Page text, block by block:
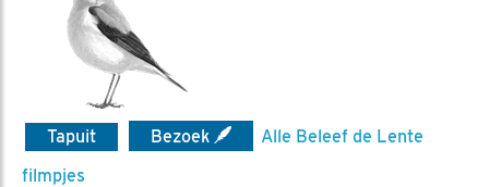
Tapuit Bezoek
Alle Beleef de Lente
filmpjes